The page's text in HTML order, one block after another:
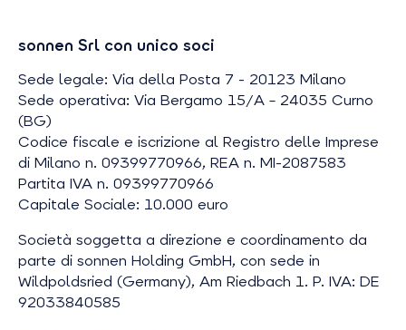
sonnen Srl con unico soci
Sede legale: Via della Posta 7 - 20123 Milano
Sede operativa: Via Bergamo 15/A – 24035 Curno
(BG)
Codice fiscale e iscrizione al Registro delle Imprese
di Milano n. 09399770966, REA n. MI-2087583
Partita IVA n. 09399770966
Capitale Sociale: 10.000 euro
Società soggetta a direzione e coordinamento da
parte di sonnen Holding GmbH, con sede in
Wildpoldsried (Germany), Am Riedbach 1. P. IVA: DE
92033840585